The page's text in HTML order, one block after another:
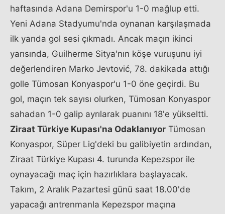
haftasında Adana Demirspor'u 1-0 mağlup etti.
Yeni Adana Stadyumu'nda oynanan karşılaşmada
ilk yarıda gol sesi çıkmadı. Ancak maçın ikinci
yarısında, Guilherme Sitya'nın köşe vuruşunu iyi
değerlendiren Marko Jevtović, 78. dakikada attığı
golle Tümosan Konyaspor'u 1-0 öne geçirdi. Bu
gol, maçın tek sayısı olurken, Tümosan Konyaspor
sahadan 1-0 galip ayrılarak puanını 18'e yükseltti.
Ziraat Türkiye Kupası'na Odaklanıyor Tümosan
Konyaspor, Süper Lig'deki bu galibiyetin ardından,
Ziraat Türkiye Kupası 4. turunda Kepezspor ile
oynayacağı maç için hazırlıklara başlayacak.
Takım, 2 Aralık Pazartesi günü saat 18.00'de
yapacağı antrenmanla Kepezspor maçına